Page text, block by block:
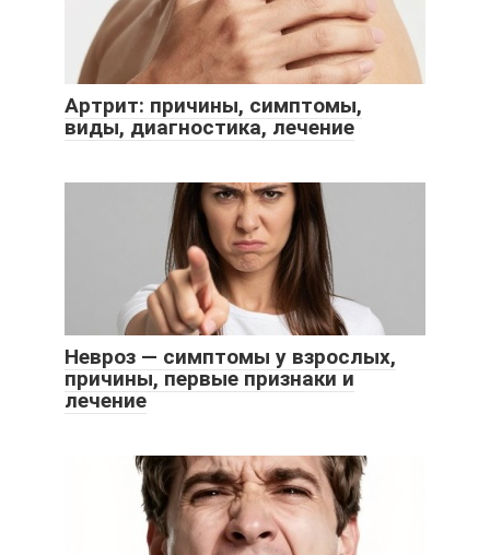
Артрит: причины, симптомы,
виды, диагностика, лечение
Невроз — симптомы у взрослых,
причины, первые признаки и
лечение